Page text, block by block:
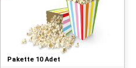
Pakette 10 Adet